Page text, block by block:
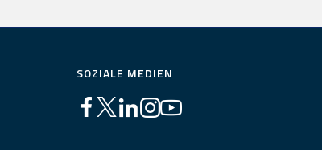
SOZIALE MEDIEN